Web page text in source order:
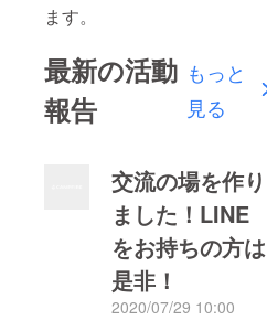
ます。
最新の活動
報告
もっと
見る
交流の場を作り
ました！LINE
をお持ちの方は
是非！
2020/07/29 10:00